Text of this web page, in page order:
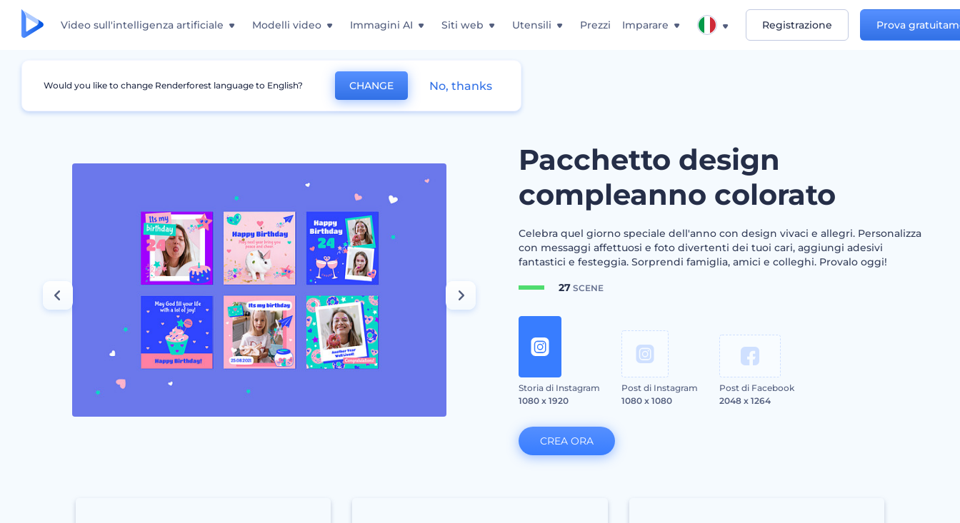
Video sull'intelligenza artificiale Modelli video Immagini AI Siti web Utensili Prezzi Imparare Registrazione Prova
Grafica Storia Instagram Pacchetto design compleanno colorato
Pacchetto design
compleanno colorato
Celebra quel giorno speciale dell'anno con design vivaci e allegri. Personalizza
con messaggi affettuosi e foto divertenti dei tuoi cari, aggiungi adesivi
fantastici e festeggia. Sorprendi famiglia, amici e colleghi. Provalo oggi!
27SCENE
Storia di Instagram
1080 x 1920
Post di Instagram
1080 x 1080
Post di Facebook
2048 x 1264
CREA ORA
Would you like to change Renderforest language to English? CHANGE No, thanks